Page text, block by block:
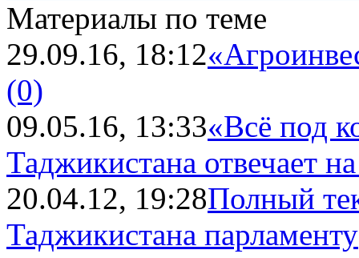
Материалы по теме
29.09.16, 18:12
(0)
09.05.16, 13:33«Всё под
Таджикистана отвечает
20.04.12, 19:28Полный
Таджикистана парламенту